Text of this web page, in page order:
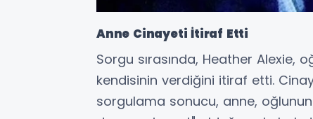
Anne Cinayeti İtiraf Etti
Sorgu sırasında, Heather Alexie,
kendisinin verdiğini itiraf etti.
sorgulama sonucu, anne,